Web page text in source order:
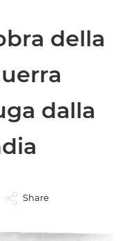
della
dalla
Share